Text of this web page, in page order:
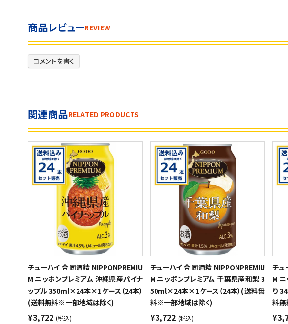
商品レビューREVIEW
コメントを書く
関連商品RELATED PRODUCTS
チューハイ 合同酒精 NIPPONPREMIU
M ニッポンプレミアム 沖縄県産パイナ
ップル 350ml×24本×1ケース（24本）
(送料無料※一部地域は除く)
¥3,722 (税込)
チューハイ 合同酒精 NIPPONPREMIU
M ニッポンプレミアム 千葉県産和梨 3
50ml×24本×1ケース（24本）(送料無
料※一部地域は除く)
¥3,722 (税込)
チュ
M
り
料無